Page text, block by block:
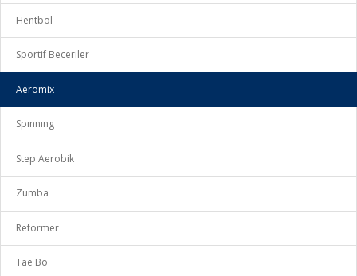
Hentbol
Sportif Beceriler
Aeromix
Spınnıng
Step Aerobik
Zumba
Reformer
Tae Bo